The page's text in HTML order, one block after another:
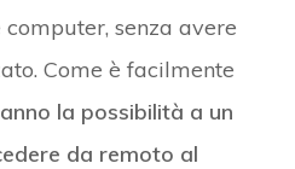
senza avere
Come è facilmente
la possibilità a un
da remoto al